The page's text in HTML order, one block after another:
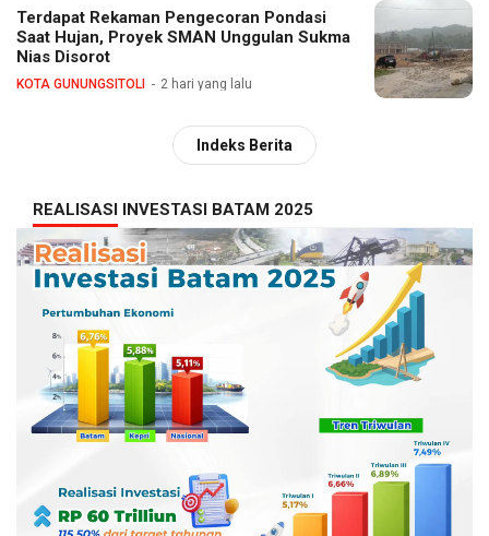
Terdapat Rekaman Pengecoran Pondasi
Saat Hujan, Proyek SMAN Unggulan Sukma
Nias Disorot
KOTA GUNUNGSITOLI 2 hari yang lalu
Indeks Berita
REALISASI INVESTASI BATAM 2025